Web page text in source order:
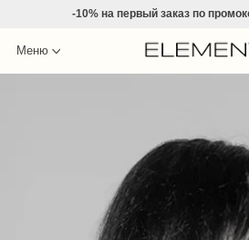
-10% напервый заказ по
Меню